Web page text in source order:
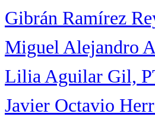
Gibrán Ramírez
Miguel Alejandro
Lilia Aguilar Gil,
Javier Octavio